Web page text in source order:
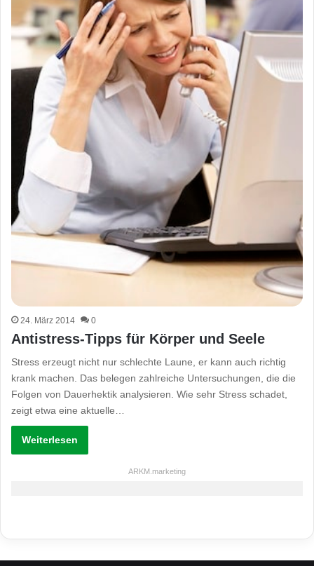
24. März 2014 0
Antistress-Tipps für Körper und Seele
Stress erzeugt nicht nur schlechte Laune, er kann auch richtig
krank machen. Das belegen zahlreiche Untersuchungen, die die
Folgen von Dauerhektik analysieren. Wie sehr Stress schadet,
zeigt etwa eine aktuelle…
Weiterlesen
ARKM.marketing